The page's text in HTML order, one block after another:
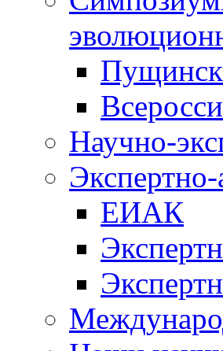
Научно-
Экспертно-
ЕИАК